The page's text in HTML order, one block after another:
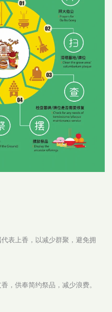
表上香，以减少群聚，避免拥
，供奉简约祭品，减少浪费。